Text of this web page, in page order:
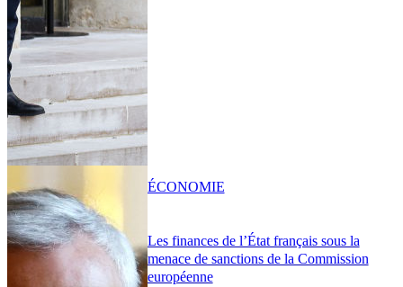
Les finances de l’État français sous la
menace de sanctions de la Commission
européenne
ÉCONOMIE